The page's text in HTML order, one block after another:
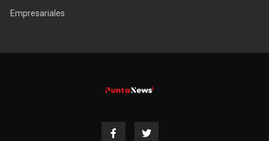
Empresariales